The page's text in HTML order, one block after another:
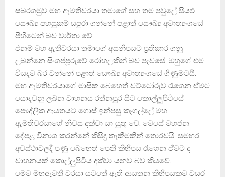
සබරගමුව මහ ඇමතිවරයා තමාගේ සහ තම පවුලේ සියළු
සෞඛ්‍ය පහසුකම් සපුරා ගන්නේ පළාත් සෞඛ්‍ය අමාත්‍යංශයේ
පිහිටෙන් බව වාර්තා වේ.
එනම් මහ ඇතිවරයා තමාගේ අසනීපයට ප්‍රතිකාර ගනු
ලබන්නෙ සිංගප්පූරුවේ රෝහලකින් බව පැවසේ. ඔහුගේ එම
වියදම බර වන්නේ පළාත් සෞඛ්‍ය අමාත්‍යංශයේ ගිණුමටයි.
මහ ඇමතිවරයාගේ මාසික බෙහෙත් වට්ටෝරුව රැගෙන ඒමට
යොදවනු ලබන වාහනය රත්නපුර සිට කොල්ලුපිටියේ
පෞද්ලික ආයතයට ගොස් ඉන්පසු කෑගල්ලේ මහ
ඇමතිවරයාගේ නිවස දක්වා යා යුතු වේ. මෙසේ මහජන
දේපළ විනාශ කරන්නේ කිසිදු තැකීමකින් තොරවයි. සමහර
අවස්ථාවලදී පණු බෙහෙත් පෙති කිහිපය රැගෙන ඒමට ද
වාහනයක් කොල්ලුපිටිය දක්වා යනව බව කියවේ.
මෙම මහඇමති වරයා යටතේ ඇති ආයතන කිහිපයකම වසර